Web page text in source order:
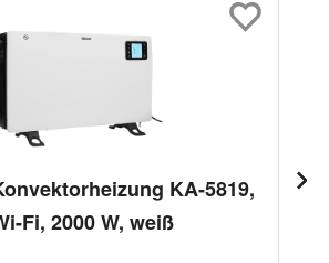
KA-5819,
Fi, 2000 W, weiß